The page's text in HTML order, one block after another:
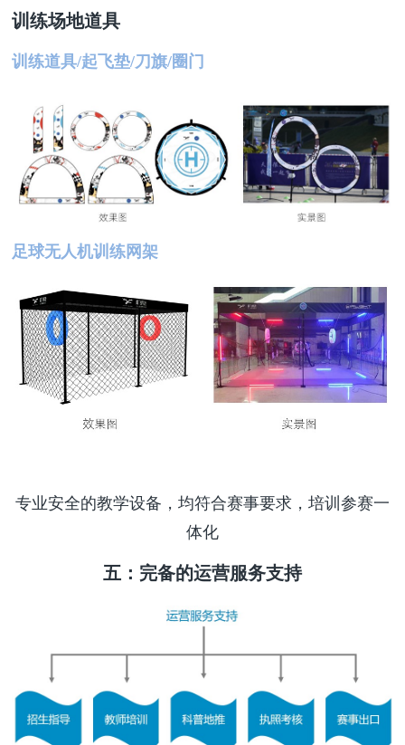
训练场地道具
训练道具/起飞垫/刀旗/圈门
足球无人机训练网架
专业安全的教学设备，均符合赛事要求，培训参赛一
体化
五：完备的运营服务支持